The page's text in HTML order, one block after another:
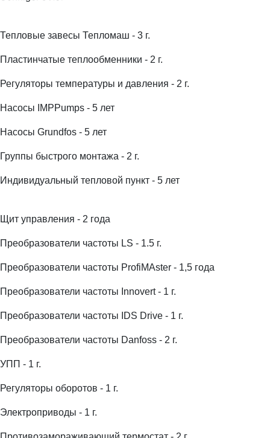
Тепловые завесы Тепломаш - 3 г.
Пластинчатые теплообменники - 2 г.
Регуляторы температуры и давления - 2 г.
Насосы IMPPumps - 5 лет
Насосы Grundfos - 5 лет
Группы быстрого монтажа - 2 г.
Индивидуальный тепловой пункт - 5 лет
Щит управления - 2 года
Преобразователи частоты LS - 1.5 г.
Преобразователи частоты ProfiMAster - 1,5 года
Преобразователи частоты Innovert - 1 г.
Преобразователи частоты IDS Drive - 1 г.
Преобразователи частоты Danfoss - 2 г.
УПП - 1 г.
Регуляторы оборотов - 1 г.
Электроприводы - 1 г.